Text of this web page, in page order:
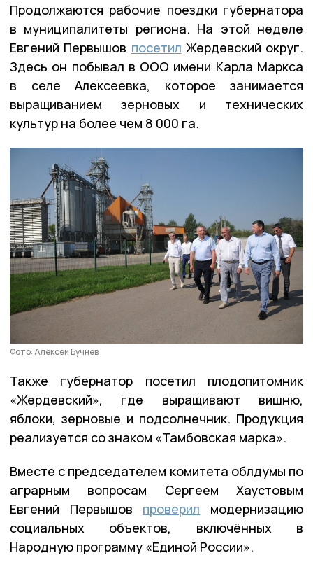
Продолжаются рабочие поездки губернатора
в муниципалитеты региона. На этой неделе
Евгений Первышов посетил Жердевский округ.
Здесь он побывал в ООО имени Карла Маркса
в селе Алексеевка, которое занимается
выращиванием зерновых и технических
культур на более чем 8 000 га.
Фото: Алексей Бучнев
Также губернатор посетил плодопитомник
«Жердевский», где выращивают вишню,
яблоки, зерновые и подсолнечник. Продукция
реализуется со знаком «Тамбовская марка».
Вместе с председателем комитета облдумы по
аграрным вопросам Сергеем Хаустовым
Евгений Первышов проверил модернизацию
социальных объектов, включённых в
Народную программу «Единой России».